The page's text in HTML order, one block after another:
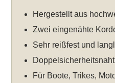
Hergestellt aus
Zwei eingenähte
Sehr reißfest und
Doppelsicherheitsnaht
Für Boote, Trikes,